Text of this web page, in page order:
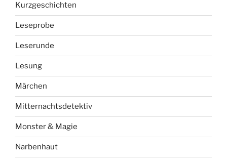
Kurzgeschichten
Leseprobe
Leserunde
Lesung
Märchen
Mitternachtsdetektiv
Monster & Magie
Narbenhaut